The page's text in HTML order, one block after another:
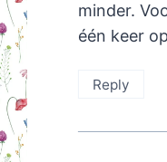
minder.
één keer
Reply